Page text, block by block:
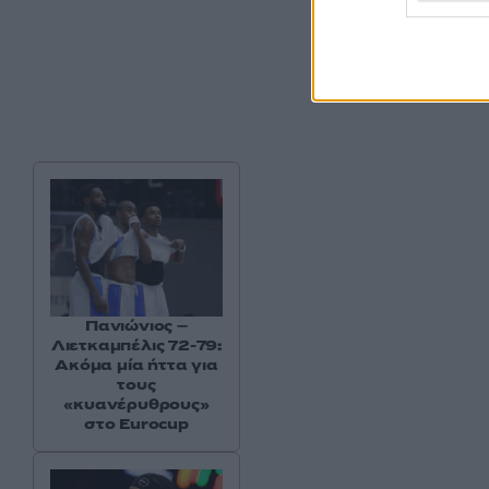
Πανιώνιος –
Λιετκαμπέλις 72-79:
Ακόμα μία ήττα για
τους
«κυανέρυθρους»
στο Eurocup